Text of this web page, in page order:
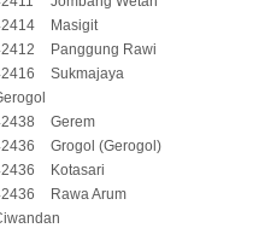
Masigit
Panggung Rawi
Sukmajaya
Gerem
Grogol (Gerogol)
Kotasari
Rawa Arum